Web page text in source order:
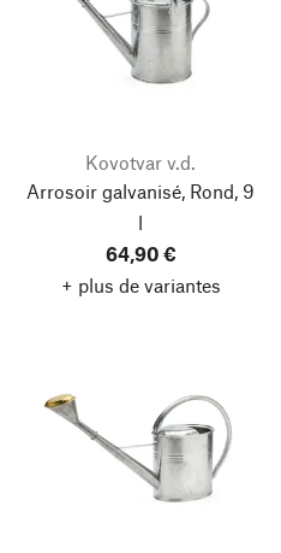
Kovotvar v.d.
Arrosoir galvanisé, Rond, 9
l
64,90 €
+ plus de variantes